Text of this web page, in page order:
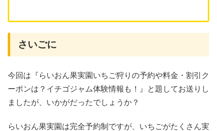
さいごに
今回は『らいおん果実園いちご狩りの予約や料金・割引ク
ーポンは？イチゴジャム体験情報も！』と題してお送りし
ましたが、いかがだったでしょうか？
らいおん果実園は完全予約制ですが、いちごがたくさん実